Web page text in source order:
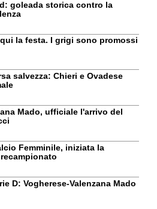
goleada storica contro la
la festa. I grigi sono promossi
salvezza: Chieri e Ovadese
Mado, ufficiale l'arrivo del
Femminile, iniziata la
D: Vogherese-Valenzana Mado